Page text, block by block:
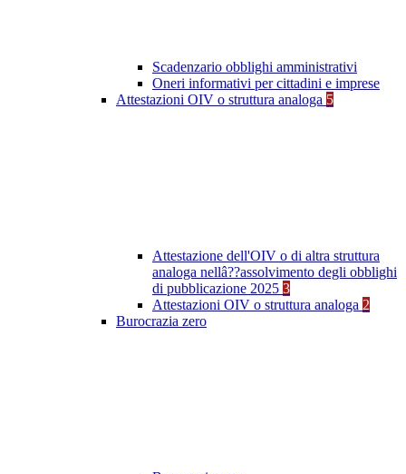
Scadenzario obblighi amministrativi
Oneri informativi per cittadini e imprese
Attestazioni OIV o struttura analoga 5
Attestazione dell'OIV o di altra struttura
analoga nellâ??assolvimento degli obblighi
di pubblicazione 2025 3
Attestazioni OIV o struttura analoga 2
Burocrazia zero